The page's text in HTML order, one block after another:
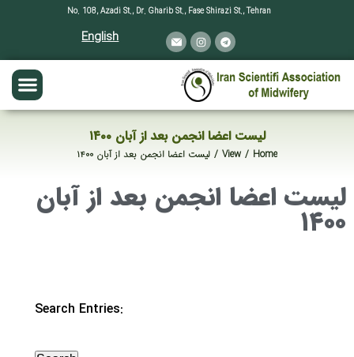
No. 108, Azadi St., Dr. Gharib St., Fase Shirazi St., Tehran
English
لیست اعضا انجمن بعد از آبان ۱۴۰۰
You are here:
Home
View لیست اعضا انجمن بعد از آبان ۱۴۰۰
لیست اعضا انجمن بعد از آبان
۱۴۰۰
Search Entries: